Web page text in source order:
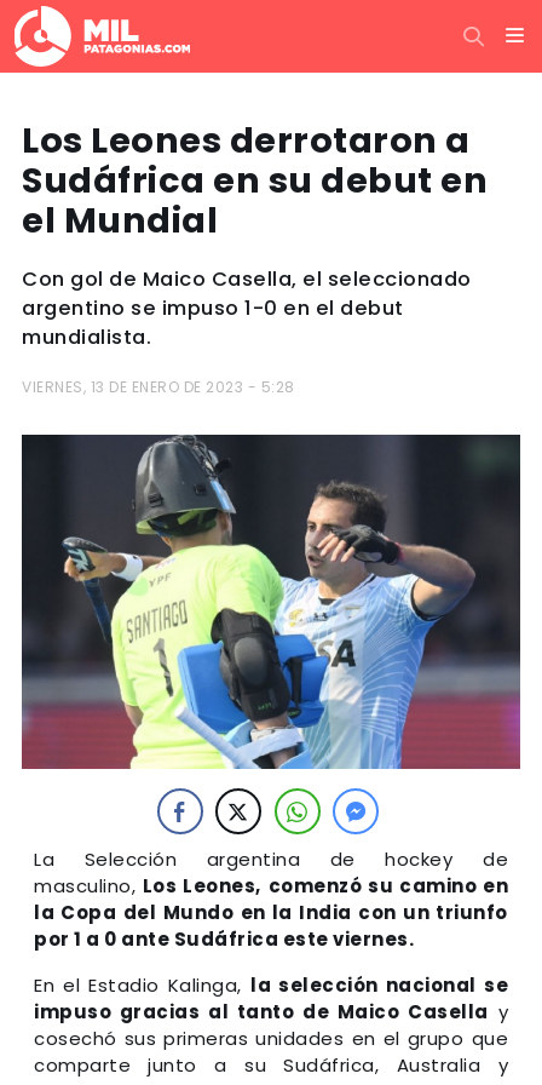
Los Leones derrotaron a
Sudáfrica en su debut en
el Mundial
Con gol de Maico Casella, el seleccionado
argentino se impuso 1-0 en el debut
mundialista.
VIERNES, 13 DE ENERO DE 2023 - 5:28
La Selección argentina de hockey de
masculino, Los Leones, comenzó su camino en
la Copa del Mundo en la India con un triunfo
por 1 a 0 ante Sudáfrica este viernes.
En el Estadio Kalinga, la selección nacional se
impuso gracias al tanto de Maico Casella y
cosechó sus primeras unidades en el grupo que
comparte junto a su Sudáfrica, Australia y